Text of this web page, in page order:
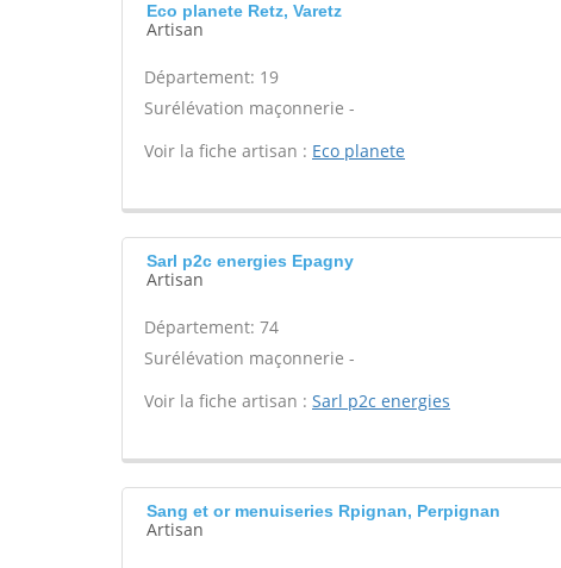
Eco planete Retz, Varetz
Artisan
Département: 19
Surélévation maçonnerie -
Voir la fiche artisan : Eco planete
Sarl p2c energies Epagny
Artisan
Département: 74
Surélévation maçonnerie -
Voir la fiche artisan : Sarl p2c energies
Sang et or menuiseries Rpignan, Perpignan
Artisan